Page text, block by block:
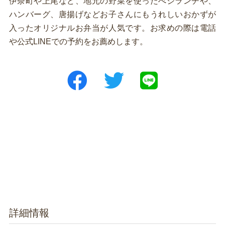
ハンバーグ、唐揚げなどお子さんにもうれしいおかずが
入ったオリジナルお弁当が人気です。お求めの際は電話
や公式LINEでの予約をお薦めします。
詳細情報